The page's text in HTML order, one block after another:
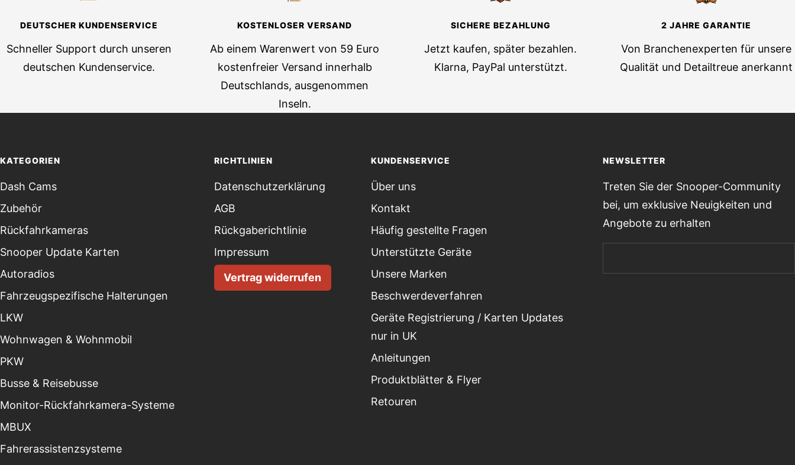
DEUTSCHER KUNDENSERVICE
Schneller Support durch unseren
deutschen Kundenservice.
KOSTENLOSER VERSAND
Ab einem Warenwert von 59 Euro
kostenfreier Versand innerhalb
Deutschlands, ausgenommen
Inseln.
SICHERE BEZAHLUNG
Jetzt kaufen, später bezahlen.
Klarna, PayPal unterstützt.
2 JAHRE GARANTIE
Von Branchenexperten für unsere
Qualität und Detailtreue anerkannt
KATEGORIEN
Dash Cams
Zubehör
Rückfahrkameras
Snooper Update Karten
Autoradios
Fahrzeugspezifische Halterungen
LKW
Wohnwagen & Wohnmobil
PKW
Busse & Reisebusse
Monitor-Rückfahrkamera-Systeme
MBUX
Fahrerassistenzsysteme
RICHTLINIEN
Datenschutzerklärung
AGB
Rückgaberichtlinie
Impressum
Vertrag widerrufen
KUNDENSERVICE
Über uns
Kontakt
Häufig gestellte Fragen
Unterstützte Geräte
Unsere Marken
Beschwerdeverfahren
Geräte Registrierung / Karten Updates
nur in UK
Anleitungen
Produktblätter & Flyer
Retouren
NEWSLETTER
Treten Sie der Snooper-Community
bei, um exklusive Neuigkeiten und
Angebote zu erhalten